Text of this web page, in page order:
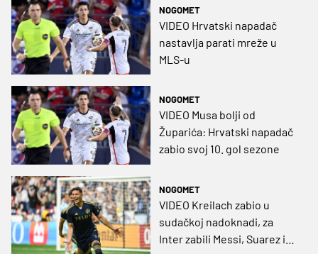
NOGOMET
VIDEO Hrvatski napadač
nastavlja parati mreže u
MLS-u
NOGOMET
VIDEO Musa bolji od
Župarića: Hrvatski napadač
zabio svoj 10. gol sezone
NOGOMET
VIDEO Kreilach zabio u
sudačkoj nadoknadi, za
Inter zabili Messi, Suarez i